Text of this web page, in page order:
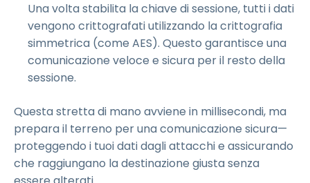
Una volta stabilita la chiave di sessione, tutti i dati
vengono crittografati utilizzando la crittografia
simmetrica (come AES). Questo garantisce una
comunicazione veloce e sicura per il resto della
sessione.
Questa stretta di mano avviene in millisecondi, ma
prepara il terreno per una comunicazione sicura—
proteggendo i tuoi dati dagli attacchi e assicurando
che raggiungano la destinazione giusta senza